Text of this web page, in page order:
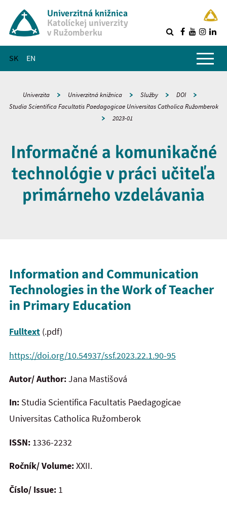
Univerzitná knižnica
Katolíckej univerzity
v Ružomberku
SK EN
Hlavné menu
Univerzita Univerzitná knižnica Služby
DOI
Studia Scientifica Facultatis Paedagogicae Universitas Catholica Ružomberok
2023-01
Informačné a komunikačné
technológie v práci učiteľa
primárneho vzdelávania
Information and Communication
Technologies in the Work of Teacher
in Primary Education
Fulltext (.pdf)
https://doi.org/10.54937/ssf.2023.22.1.90-95
Autor/ Author:Jana Mastišová
In: Studia Scientifica Facultatis Paedagogicae
Universitas Catholica Ružomberok
ISSN: 1336-2232
Ročník/ Volume:XXII.
Číslo/ Issue: 1